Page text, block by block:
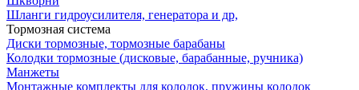
Шланги гидроусилителя, генератора и др,
Тормозная система
Диски тормозные, тормозные барабаны
Колодки тормозные (дисковые, барабанные, ручника)
Манжеты
Монтажные комплекты для колодок, пружины колодок